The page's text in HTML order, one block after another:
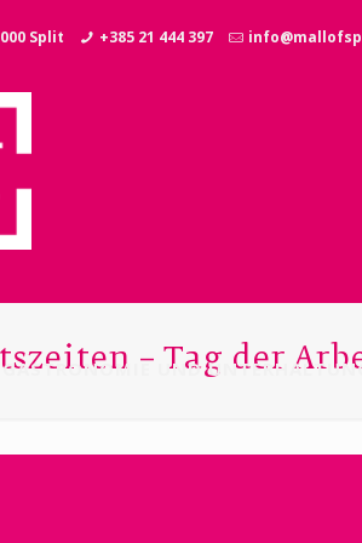
Split +385 21 444 397
GASTRONOMIE UND– Tag der